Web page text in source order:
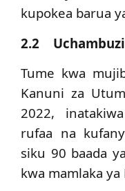
kupokea barua
2.2 Uchambuzi
Tume kwa
Kanuni za
2022,
rufaa na
siku 90 baada
kwa mamlaka